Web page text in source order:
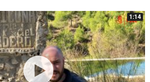
1:14